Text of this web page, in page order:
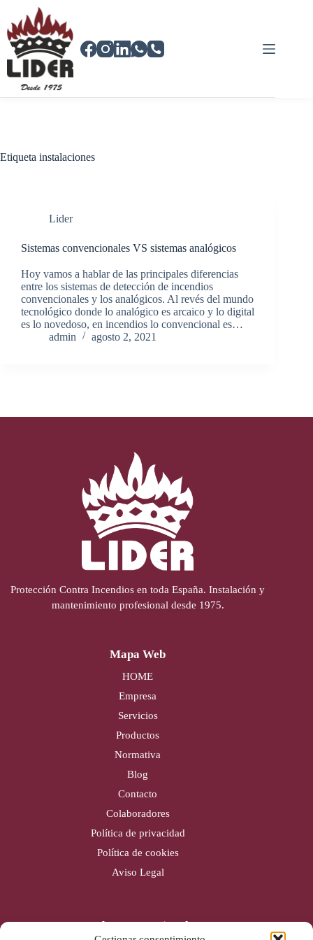
contenido
Etiqueta instalaciones
Lider
Sistemas convencionales VS sistemas analógicos
Hoy vamos a hablar de las principales diferencias
entre los sistemas de detección de incendios
convencionales y los analógicos. Al revés del mundo
tecnológico donde lo analógico es arcaico y lo digital
es lo novedoso, en incendios lo convencional es…
admin
agosto 2, 2021
Protección Contra Incendios en toda España. Instalación y
mantenimiento profesional desde 1975.
Mapa Web
HOME
Empresa
Servicios
Productos
Normativa
Blog
Contacto
Colaboradores
Política de privacidad
Política de cookies
Aviso Legal
Cobertura nacional